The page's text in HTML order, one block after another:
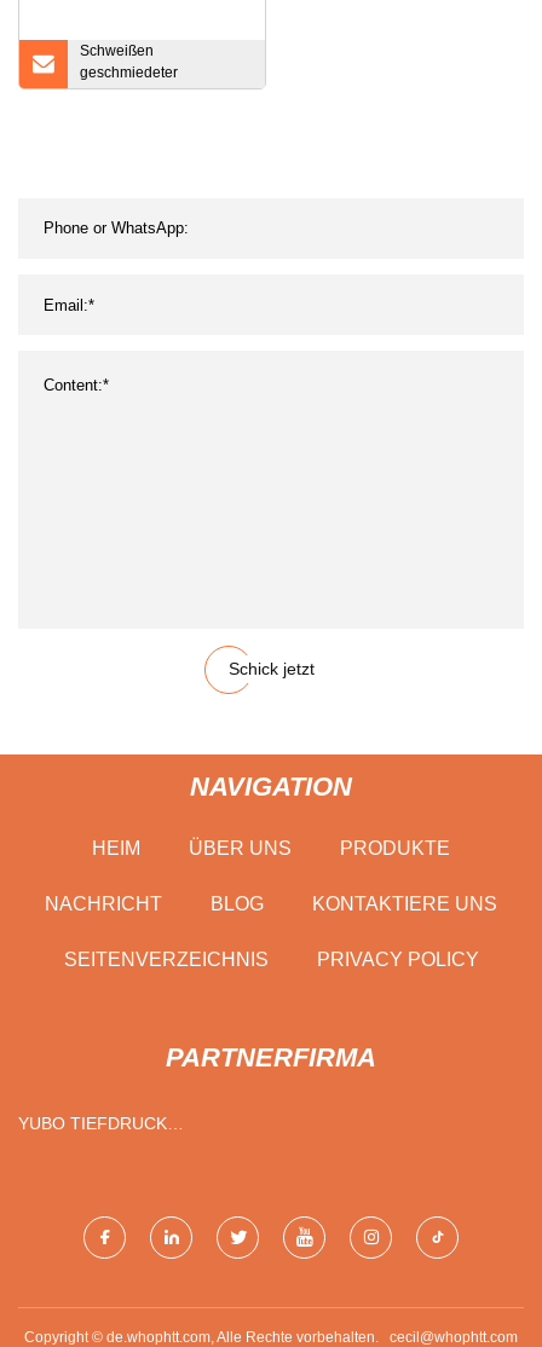
Schweißen
geschmiedeter
Schweißhalsgewinde-
Schick jetzt
NAVIGATION
HEIM ÜBER UNS PRODUKTE
NACHRICHT BLOG KONTAKTIERE UNS
SEITENVERZEICHNIS PRIVACY POLICY
PARTNERFIRMA
YUBO TIEFDRUCK
Copyright © de.whophtt.com, Alle Rechte vorbehalten. cecil@whophtt.com